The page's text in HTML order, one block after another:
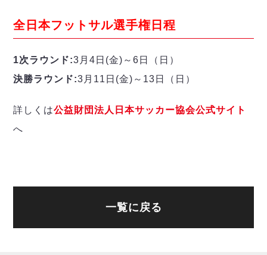
全日本フットサル選手権日程
1次ラウンド:3月4日(金)～6日（日）
決勝ラウンド:3月11日(金)～13日（日）
詳しくは公益財団法人日本サッカー協会公式サイト
へ
一覧に戻る